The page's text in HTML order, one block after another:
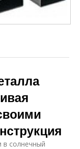
в солнечный